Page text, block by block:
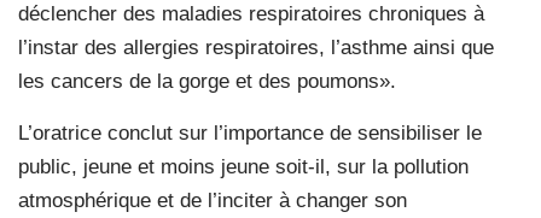
déclencher des maladies respiratoires chroniques à
l’instar des allergies respiratoires, l’asthme ainsi que
les cancers de la gorge et des poumons».
L’oratrice conclut sur l’importance de sensibiliser le
public, jeune et moins jeune soit-il, sur la pollution
atmosphérique et de l’inciter à changer son